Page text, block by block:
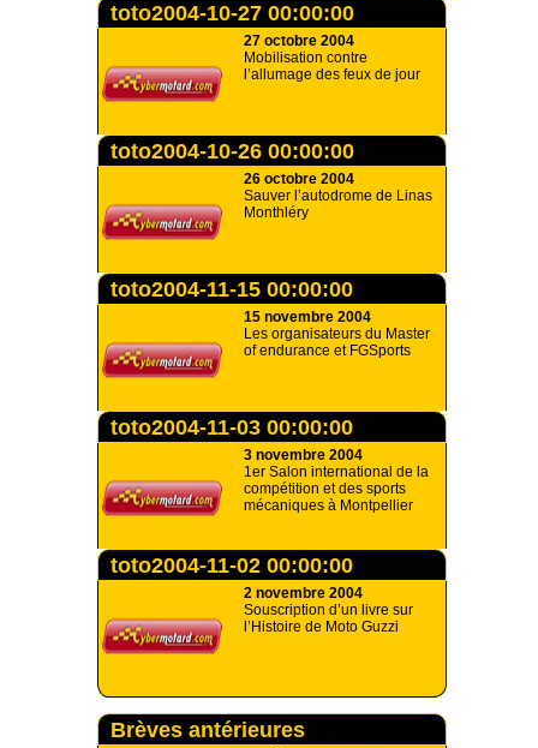
toto2004-10-27 00:00:00
27 octobre 2004
Mobilisation contre
l’allumage des feux de jour
toto2004-10-26 00:00:00
26 octobre 2004
Sauver l’autodrome de Linas
Monthléry
toto2004-11-15 00:00:00
15 novembre 2004
Les organisateurs du Master
of endurance et FGSports
toto2004-11-03 00:00:00
3 novembre 2004
1er Salon international de la
compétition et des sports
mécaniques à Montpellier
toto2004-11-02 00:00:00
2 novembre 2004
Souscription d’un livre sur
l’Histoire de Moto Guzzi
Brèves antérieures